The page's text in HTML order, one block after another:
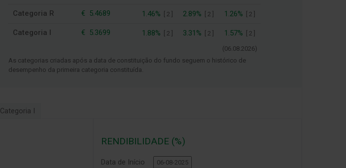
Categoria R € 5.4689 1.46% 2 2.89% 2 1.26% 2
Categoria I € 5.3699 1.88% 2 3.31% 2 1.57% 2
(06.08.2026)
As categorias criadas após a data de constituição do fundo seguem o histórico de
desempenho da primeira categoria constituída.
Categoria I
RENDIBILIDADE (%)
Data de Início